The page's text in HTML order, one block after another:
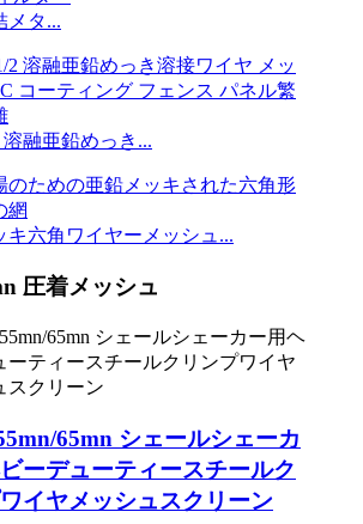
メタ...
溶融亜鉛めっき...
キ六角ワイヤーメッシュ...
圧着メッシュ
65mn シェールシェーカ
ーデューティースチールク
イヤメッシュスクリーン